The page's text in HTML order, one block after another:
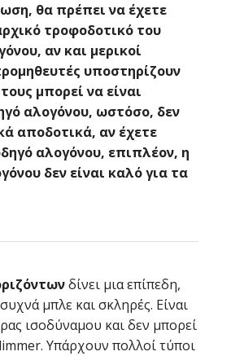
θα πρέπει να έχετε
τροφοδοτικό του
αν και μερικοί
υποστηρίζουν
μπορεί να είναι
αλογόνου, ωστόσο, δεν
αποδοτικά, αν έχετε
αλογόνου, επιπλέον, η
δεν είναι καλό για τα
δίνει μια επίπεδη,
μπλε και σκληρές. Είναι
ισοδύναμου και δεν μπορεί
Υπάρχουν πολλοί τύποι